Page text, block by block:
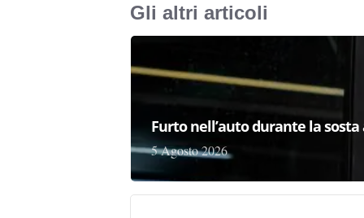
Gli altri articoli
Furto nell’auto durante la
5 Agosto 2026